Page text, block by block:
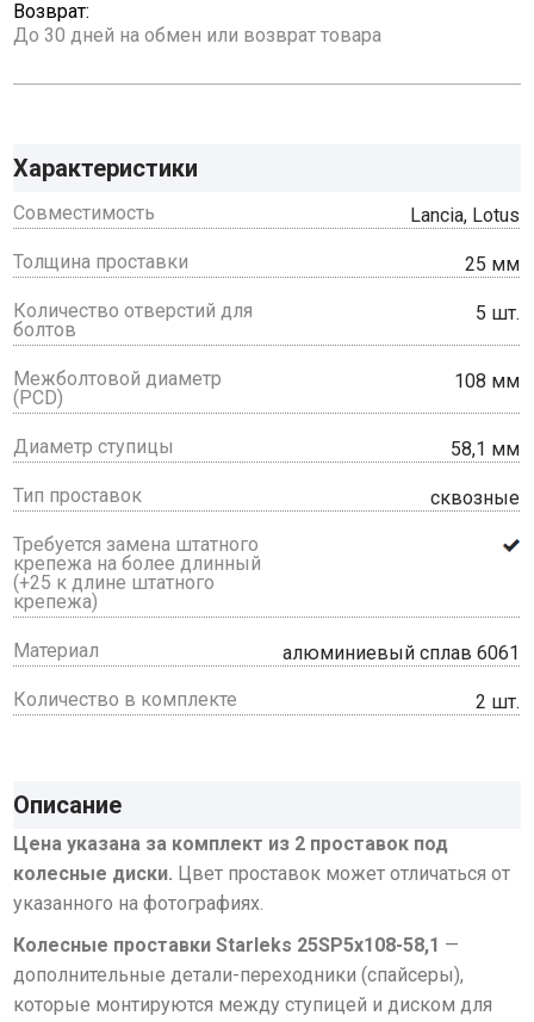
Возврат:
До 30 дней на обмен или возврат товара
Характеристики
Совместимость Lancia, Lotus
Толщина проставки 25 мм
Количество отверстий для
болтов
5 шт.
Межболтовой диаметр
(PCD)
108 мм
Диаметр ступицы 58,1 мм
Тип проставок сквозные
Требуется замена штатного
крепежа на более длинный
(+25 к длине штатного
крепежа)
Материал алюминиевый сплав 6061
Количество в комплекте 2 шт.
Описание
Цена указана за комплект из 2 проставок под
колесные диски. Цвет проставок может отличаться от
указанного на фотографиях.
Колесные проставки Starleks 25SP5х108-58,1 —
дополнительные детали-переходники (спайсеры),
которые монтируются между ступицей и диском для